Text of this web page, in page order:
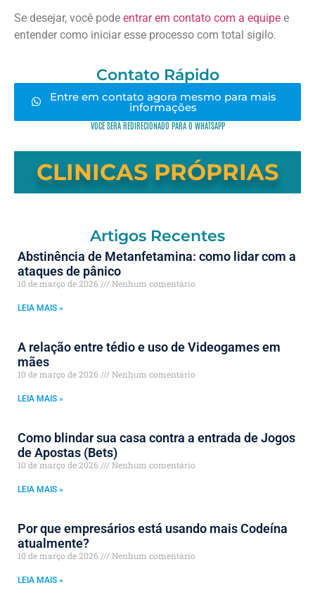
Se desejar, você pode entrar em contato com a equipe e
entender como iniciar esse processo com total sigilo.
Contato Rápido
Entre em contato agora mesmo para mais
informações
VOCÊ SERÁ REDIRECIONADO PARA O WHATSAPP
CLINICAS PRÓPRIAS
Artigos Recentes
Abstinência de Metanfetamina: como lidar com a
ataques de pânico
10 de março de 2026 Nenhum comentário
LEIA MAIS »
A relação entre tédio e uso de Videogames em
mães
10 de março de 2026 Nenhum comentário
LEIA MAIS »
Como blindar sua casa contra a entrada de Jogos
de Apostas (Bets)
10 de março de 2026 Nenhum comentário
LEIA MAIS »
Por que empresários está usando mais Codeína
atualmente?
10 de março de 2026 Nenhum comentário
LEIA MAIS »